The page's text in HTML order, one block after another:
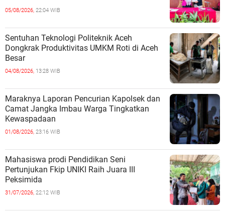
05/08/2026, 22:04 WIB
Sentuhan Teknologi Politeknik Aceh
Dongkrak Produktivitas UMKM Roti di Aceh
Besar
04/08/2026, 13:28 WIB
Maraknya Laporan Pencurian Kapolsek dan
Camat Jangka Imbau Warga Tingkatkan
Kewaspadaan
01/08/2026, 23:16 WIB
Mahasiswa prodi Pendidikan Seni
Pertunjukan Fkip UNIKI Raih Juara III
Peksimida
31/07/2026, 22:12 WIB